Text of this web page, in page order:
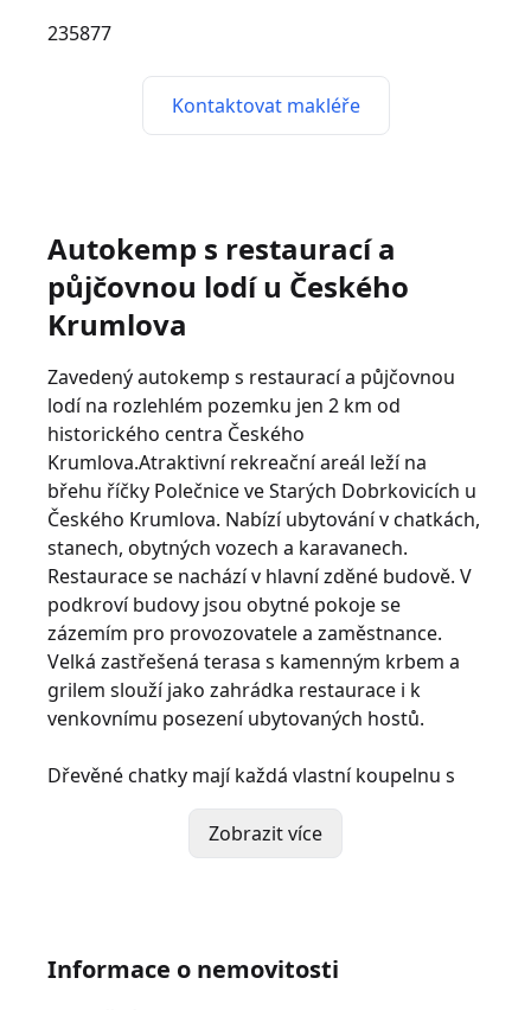
235877
Kontaktovat makléře
Autokemp s restaurací a
půjčovnou lodí u Českého
Krumlova
Zavedený autokemp s restaurací a půjčovnou
lodí na rozlehlém pozemku jen 2 km od
historického centra Českého
Krumlova.Atraktivní rekreační areál leží na
břehu říčky Polečnice ve Starých Dobrkovicích u
Českého Krumlova. Nabízí ubytování v chatkách,
stanech, obytných vozech a karavanech.
Restaurace se nachází v hlavní zděné budově. V
podkroví budovy jsou obytné pokoje se
zázemím pro provozovatele a zaměstnance.
Velká zastřešená terasa s kamenným krbem a
grilem slouží jako zahrádka restaurace i k
venkovnímu posezení ubytovaných hostů.
Dřevěné chatky mají každá vlastní koupelnu s
WC. Výhodou je, že všech deset chatek stojí na
samostatných stavebních parcelách a jsou
vedené katastrem jako objekty k bydlení.
území, plochy občanského vybavení.
Zobrazit více
Informace o nemovitosti